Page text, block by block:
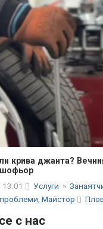
крива джанта?
шофьор
Услуги »
Майстор
с нас